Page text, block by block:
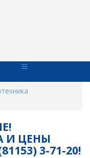
И ЦЕНЫ
3-71-20!